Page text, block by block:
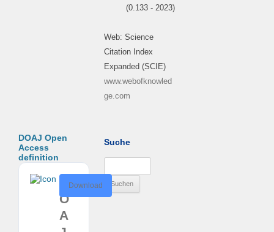
(0.133 - 2023)
Web: Science
Citation Index
Expanded (SCIE)
www.webofknowled
ge.com
DOAJ Open
Access
definition
O
A
Download
Suche
nach: